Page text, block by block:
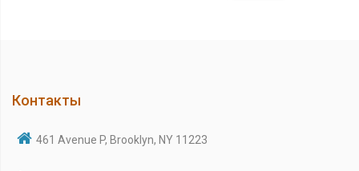
Контакты
461 Avenue P, Brooklyn, NY 11223